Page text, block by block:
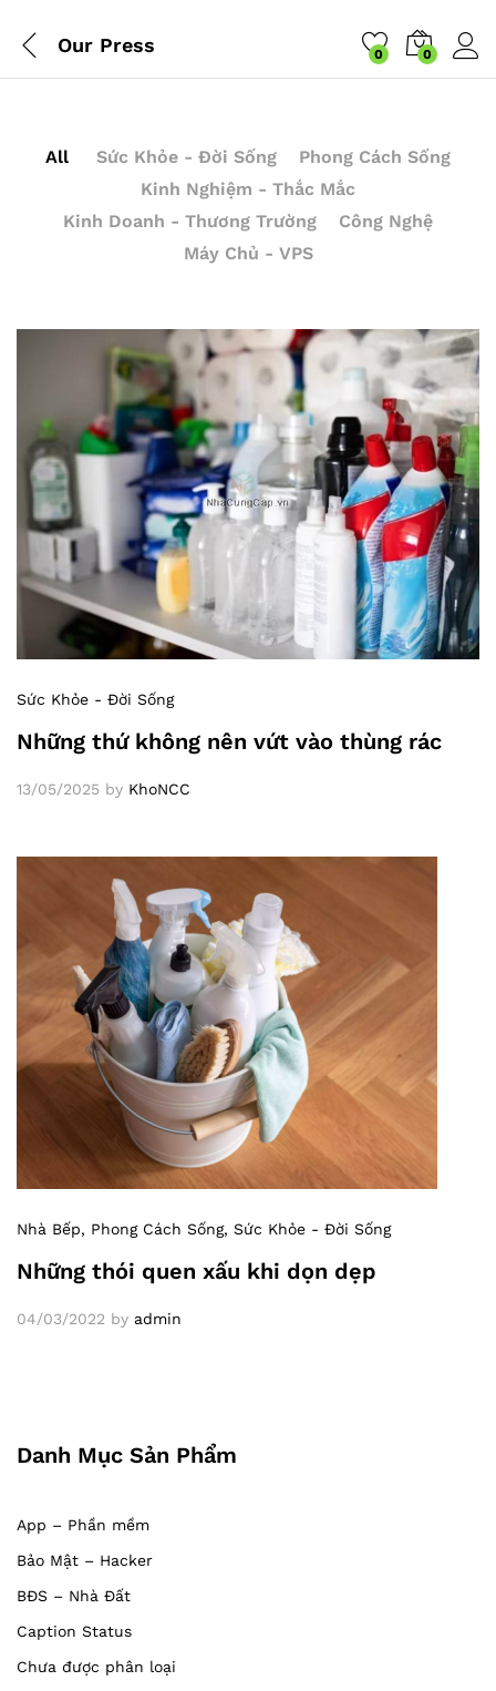
Our Press 0 0
All Sức Khỏe - Đời Sống
Phong Cách Sống
Kinh Nghiệm - Thắc Mắc
Kinh Doanh - Thương Trường
Công Nghệ
Máy Chủ - VPS
Sức Khỏe - Đời Sống
Những thứ không nên vứt vào thùng rác
13/05/2025 by KhoNCC
Nhà Bếp, Phong Cách Sống, Sức Khỏe - Đời Sống
Những thói quen xấu khi dọn dẹp
04/03/2022 by admin
Danh Mục Sản Phẩm
App – Phần mềm
Bảo Mật – Hacker
BĐS – Nhà Đất
Caption Status
Chưa được phân loại